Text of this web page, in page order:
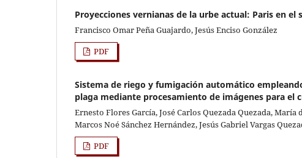
Proyecciones vernianas de la urbe actual: Paris en el
Francisco Omar Peña Guajardo, Jesús Enciso González
PDF
Sistema de riego y fumigación automático
plaga mediante procesamiento de imágenes para el
Ernesto Flores García, José Carlos Quezada Quezada,
Marcos Noé Sánchez Hernández, Jesús Gabriel Vargas
PDF